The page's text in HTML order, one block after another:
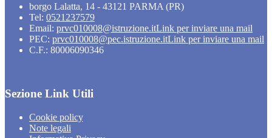
borgo Lalatta, 14 - 43121 PARMA (PR)
Tel: 0521237579
Email: prvc010008@istruzione.itLink per inviare una mail
PEC: prvc010008@pec.istruzione.itLink per inviare una mail
C.F.: 80006090346
Sezione Link Utili
Cookie policy
Note legali